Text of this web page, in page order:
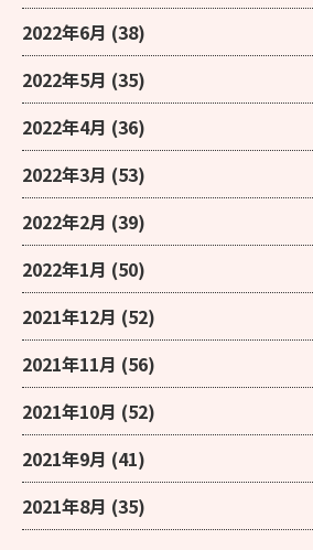
2022年6月 (38)
2022年5月 (35)
2022年4月 (36)
2022年3月 (53)
2022年2月 (39)
2022年1月 (50)
2021年12月 (52)
2021年11月 (56)
2021年10月 (52)
2021年9月 (41)
2021年8月 (35)